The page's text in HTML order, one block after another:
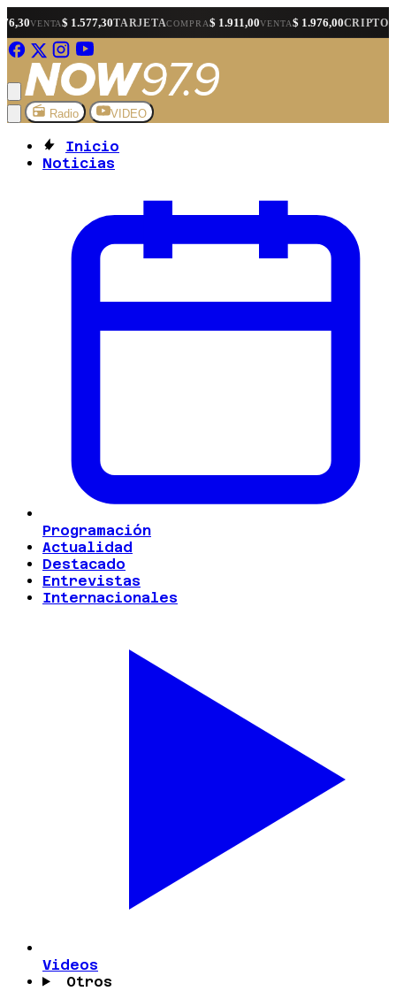
1.577,30TARJETACOMPRA $ 1.911,00VENTA$ 1.976,00CRIPTOCOMPRA$
Radio VIDEO
Inicio
Noticias
Programación
Actualidad
Destacado
Entrevistas
Internacionales
Videos
Otros